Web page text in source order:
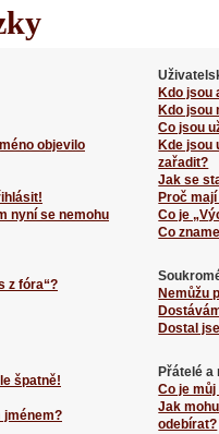
objevilo
nyní se nemohu
z fóra“?
špatně!
jménem?
Kdo jsou
Kdo jsou
Co jsou
Kde jsou
zařadit?
Jak se
Proč
Co je
Co
Nemůžu
Dostal
Přátelé a
Co je
Jak
odebírat?